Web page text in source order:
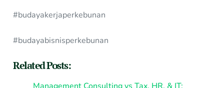
#budayakerjaperkebunan
#budayabisnisperkebunan
Related Posts: